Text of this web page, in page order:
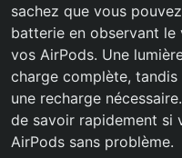
sachez que vous
batterie en observant le
vos AirPods. Une
charge complète, tandis
une recharge
de savoir rapidement si
AirPods sans problème.